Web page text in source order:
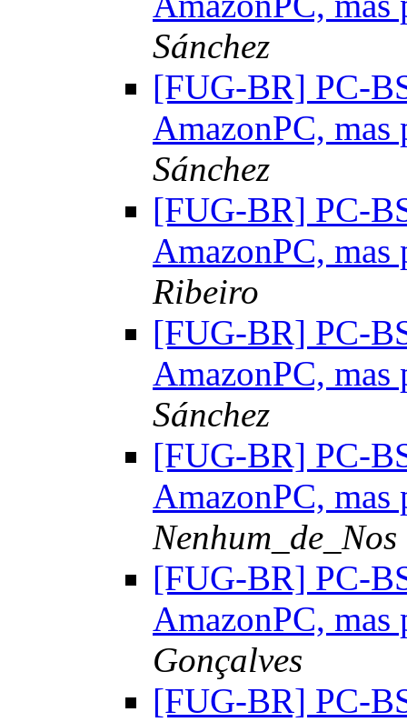
Sánchez
[FUG-BR] PC-
AmazonPC,
Sánchez
[FUG-BR] PC-
AmazonPC,
Ribeiro
[FUG-BR] PC-
AmazonPC,
Sánchez
[FUG-BR] PC-
AmazonPC,
Nenhum_de_Nos
[FUG-BR] PC-
AmazonPC,
Gonçalves
[FUG-BR] PC-